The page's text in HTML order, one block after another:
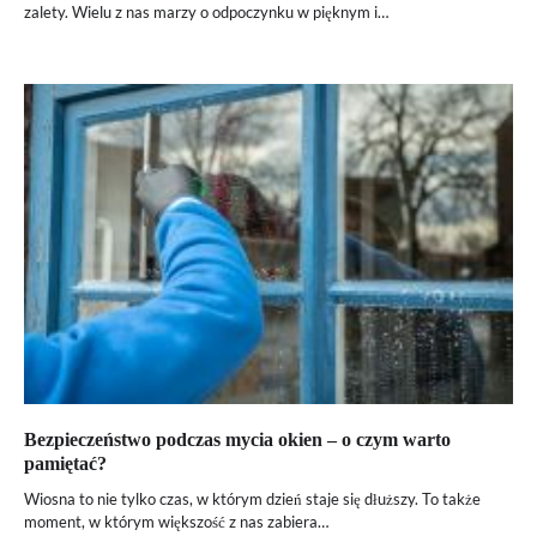
zalety. Wielu z nas marzy o odpoczynku w pięknym i…
Bezpieczeństwo podczas mycia okien – o czym warto
pamiętać?
Wiosna to nie tylko czas, w którym dzień staje się dłuższy. To także
moment, w którym większość z nas zabiera…